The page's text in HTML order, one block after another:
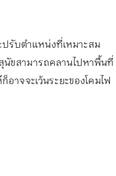
ปรับตำแหน่งที่เหมาะสม
นัขสามารถคลานไปหาพื้นที่
าจจะเว้นระยะของโคมไฟ